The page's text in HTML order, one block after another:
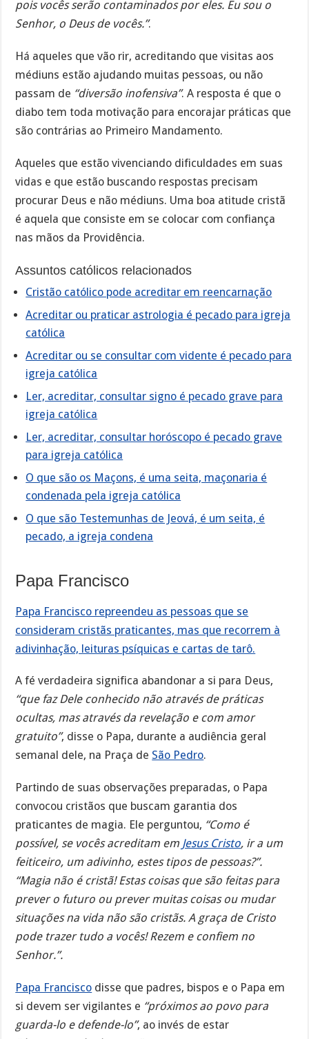
pois vocês serão contaminados por eles. Eu sou o
Senhor, o Deus de vocês.”.
Há aqueles que vão rir, acreditando que visitas aos
médiuns estão ajudando muitas pessoas, ou não
passam de “diversão inofensiva”. A resposta é que o
diabo tem toda motivação para encorajar práticas que
são contrárias ao Primeiro Mandamento.
Aqueles que estão vivenciando dificuldades em suas
vidas e que estão buscando respostas precisam
procurar Deus e não médiuns. Uma boa atitude cristã
é aquela que consiste em se colocar com confiança
nas mãos da Providência.
Assuntos católicos relacionados
Cristão católico pode acreditar em reencarnação
Acreditar ou praticar astrologia é pecado para igreja
católica
Acreditar ou se consultar com vidente é pecado para
igreja católica
Ler, acreditar, consultar signo é pecado grave para
igreja católica
Ler, acreditar, consultar horóscopo é pecado grave
para igreja católica
O que são os Maçons, é uma seita, maçonaria é
condenada pela igreja católica
O que são Testemunhas de Jeová, é um seita, é
pecado, a igreja condena
Papa Francisco
Papa Francisco repreendeu as pessoas que se
consideram cristãs praticantes, mas que recorrem à
adivinhação, leituras psíquicas e cartas de tarô.
A fé verdadeira significa abandonar a si para Deus,
“que faz Dele conhecido não através de práticas
ocultas, mas através da revelação e com amor
gratuito”, disse o Papa, durante a audiência geral
semanal dele, na Praça de São Pedro.
Partindo de suas observações preparadas, o Papa
convocou cristãos que buscam garantia dos
praticantes de magia. Ele perguntou, “Como é
possível, se vocês acreditam em Jesus Cristo, ir a um
feiticeiro, um adivinho, estes tipos de pessoas?”.
“Magia não é cristã! Estas coisas que são feitas para
prever o futuro ou prever muitas coisas ou mudar
situações na vida não são cristãs. A graça de Cristo
pode trazer tudo a vocês! Rezem e confiem no
Senhor.”.
Papa Francisco disse que padres, bispos e o Papa em
si devem ser vigilantes e “próximos ao povo para
guarda-lo e defende-lo”, ao invés de estar